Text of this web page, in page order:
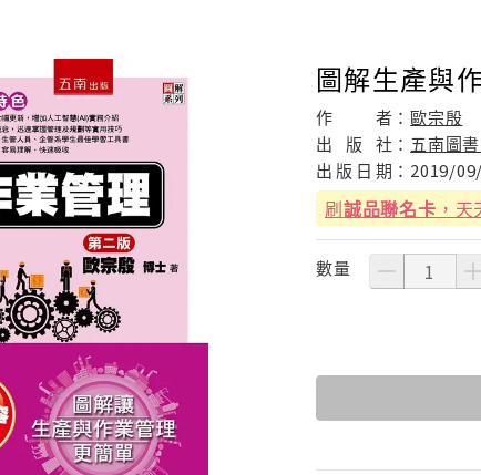
圖解生產與
作 者：歐宗殷
出
版 社： 五南圖
出 版 日 期： 2019/
刷誠品聯名卡 ，
數量